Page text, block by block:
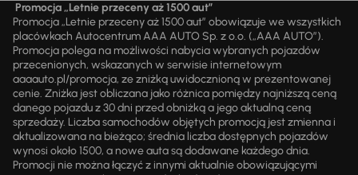
Promocja „Letnie przeceny aż 1500 aut”
Promocja „Letnie przeceny aż 1500 aut” obowiązuje we wszystkich
placówkach Autocentrum AAA AUTO Sp. z o.o. („AAA AUTO”).
Promocja polega na możliwości nabycia wybranych pojazdów
przecenionych, wskazanych w serwisie internetowym
aaaauto.pl/promocja, ze zniżką uwidocznioną w prezentowanej
cenie. Zniżka jest obliczana jako różnica pomiędzy najniższą ceną
danego pojazdu z 30 dni przed obniżką a jego aktualną ceną
sprzedaży. Liczba samochodów objętych promocją jest zmienna i
aktualizowana na bieżąco; średnia liczba dostępnych pojazdów
wynosi około 1500, a nowe auta są dodawane każdego dnia.
Promocji nie można łączyć z innymi aktualnie obowiązującymi